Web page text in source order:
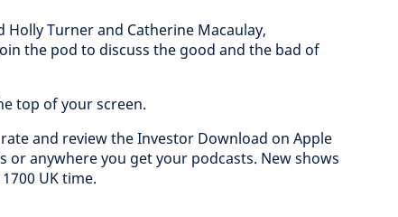
Turner and Catherine Macaulay,
the pod to discuss the good and the bad of
top of your screen.
and review the Investor Download on Apple
or anywhere you get your podcasts. New shows
UK time.